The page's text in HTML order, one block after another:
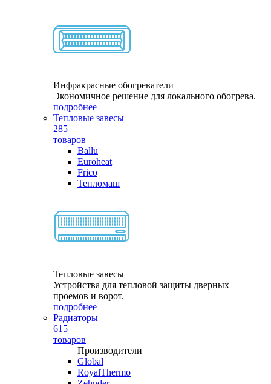
Инфракрасные обогреватели
Экономичное решение для локального обогрева.
подробнее
Тепловые завесы
285
товаров
Ballu
Euroheat
Frico
Тепломаш
Тепловые завесы
Устройства для тепловой защиты дверных
проемов и ворот.
подробнее
Радиаторы
615
товаров
Производители
Global
RoyalThermo